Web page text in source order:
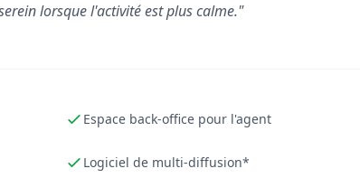
lorsque l'activité est plus calme."
Espace back-office pour l'agent
Logiciel de multi-diffusion*